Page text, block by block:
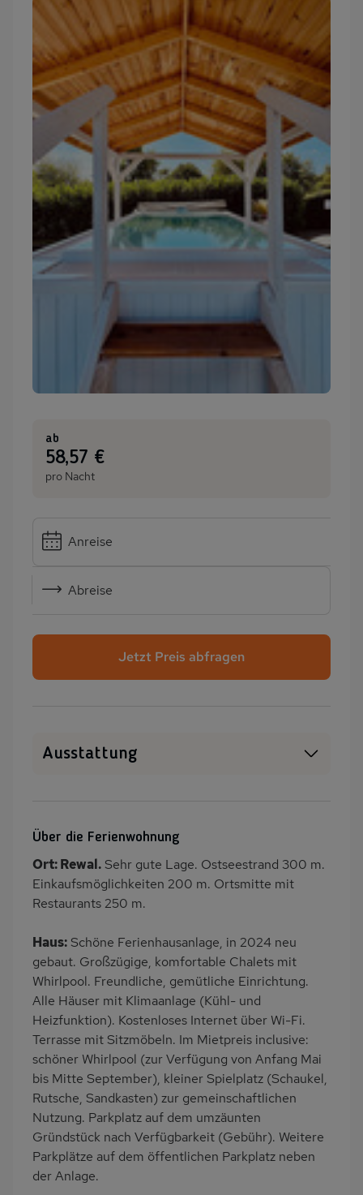
ab
:58,57 €
pro Nacht
Anreise
Abreise
Jetzt Preis abfragen
Ausstattung
Klimaanlage
PKW-Parkplatz
Eingezäuntes
Grundstück
Herd (2 Platten)
Geschirrspülmaschine
Kühlschrank
Nichtraucher
Wb/WC
Internet
Terrassenmöbel
Kaffeemaschine
Strandnah
Bettwäsche inklusive
Handtücher mietbar
Über die Ferienwohnung
Ort: Rewal. Sehr gute Lage. Ostseestrand 300 m.
Einkaufsmöglichkeiten 200 m. Ortsmitte mit
Restaurants 250 m.
Haus: Schöne Ferienhausanlage, in 2024 neu
gebaut. Großzügige, komfortable Chalets mit
Whirlpool. Freundliche, gemütliche Einrichtung.
Alle Häuser mit Klimaanlage (Kühl- und
Heizfunktion). Kostenloses Internet über Wi-Fi.
Terrasse mit Sitzmöbeln. Im Mietpreis inclusive:
schöner Whirlpool (zur Verfügung von Anfang Mai
bis Mitte September), kleiner Spielplatz (Schaukel,
Rutsche, Sandkasten) zur gemeinschaftlichen
Nutzung. Parkplatz auf dem umzäunten
Gründstück nach Verfügbarkeit (Gebühr). Weitere
Parkplätze auf dem öffentlichen Parkplatz neben
der Anlage.